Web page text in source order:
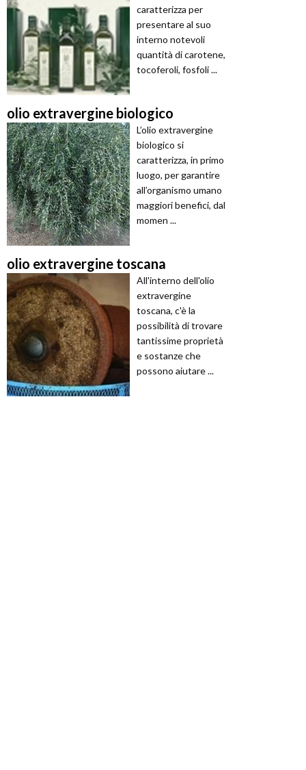
caratterizza per
presentare al suo
interno notevoli
quantità di carotene,
tocoferoli, fosfoli ...
olio extravergine biologico
L’olio extravergine
biologico si
caratterizza, in primo
luogo, per garantire
all’organismo umano
maggiori benefici, dal
momen ...
olio extravergine toscana
All'interno dell'olio
extravergine
toscana, c'è la
possibilità di trovare
tantissime proprietà
e sostanze che
possono aiutare ...